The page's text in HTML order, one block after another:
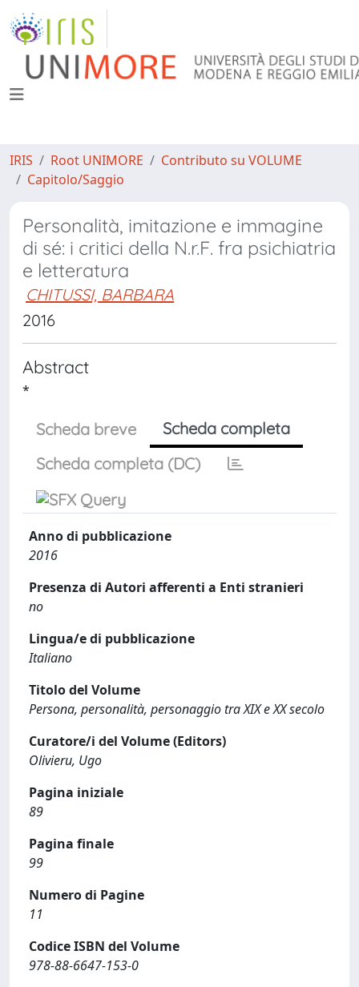
IRIS Root UNIMORE
Contributo su VOLUME
Capitolo/Saggio
Personalità, imitazione e immagine
di sé: i critici della N.r.F. fra psichiatria
e letteratura
CHITUSSI, BARBARA
2016
Abstract
*
Scheda breve
Scheda completa
Scheda completa (DC)
Anno di pubblicazione
2016
Presenza di Autori afferenti a Enti stranieri
no
Lingua/e di pubblicazione
Italiano
Titolo del Volume
Persona, personalità, personaggio tra XIX e XX secolo
Curatore/i del Volume (Editors)
Olivieru, Ugo
Pagina iniziale
89
Pagina finale
99
Numero di Pagine
11
Codice ISBN del Volume
978-88-6647-153-0